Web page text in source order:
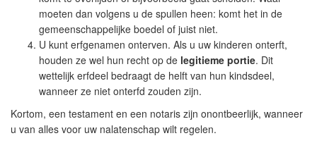
moeten dan volgens u de spullen heen: komt het in de
gemeenschappelijke boedel of juist niet.
U kunt erfgenamen onterven. Als u uw kinderen onterft,
houden ze wel hun recht op de legitieme portie. Dit
wettelijk erfdeel bedraagt de helft van hun kindsdeel,
wanneer ze niet onterfd zouden zijn.
Kortom, een testament en een notaris zijn onontbeerlijk, wanneer
u van alles voor uw nalatenschap wilt regelen.